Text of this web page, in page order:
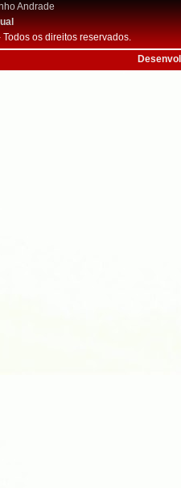
Andrade
Todos os direitos reservados.